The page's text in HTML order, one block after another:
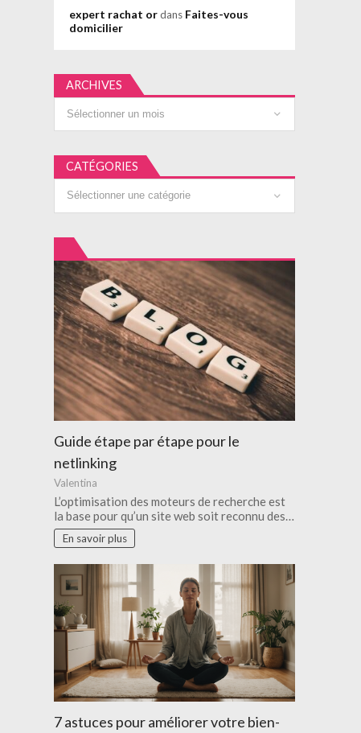
expert rachat ordans Faites-vous
domicilier
ARCHIVES
CATÉGORIES
Guide étape par étape pour le
netlinking
Valentina
L’optimisation des moteurs de recherche est
la base pour qu’un site web soit reconnu des…
En savoir plus
7 astuces pour améliorer votre bien-